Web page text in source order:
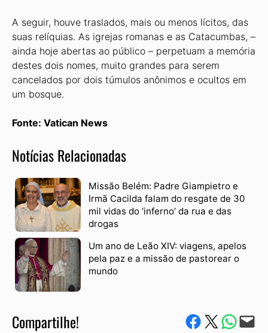
A seguir, houve traslados, mais ou menos lícitos, das
suas relíquias. As igrejas romanas e as Catacumbas, –
ainda hoje abertas ao público – perpetuam a memória
destes dois nomes, muito grandes para serem
cancelados por dois túmulos anônimos e ocultos em
um bosque.
Fonte: Vatican News
Notícias Relacionadas
Missão Belém: Padre Giampietro e
Irmã Cacilda falam do resgate de 30
mil vidas do ‘inferno’ da rua e das
drogas
Um ano de Leão XIV: viagens, apelos
pela paz e a missão de pastorear o
mundo
Compartilhe! Compartilhe no Facebook
Compartilhe no Twitter
Compartile via
Envie via e-mail